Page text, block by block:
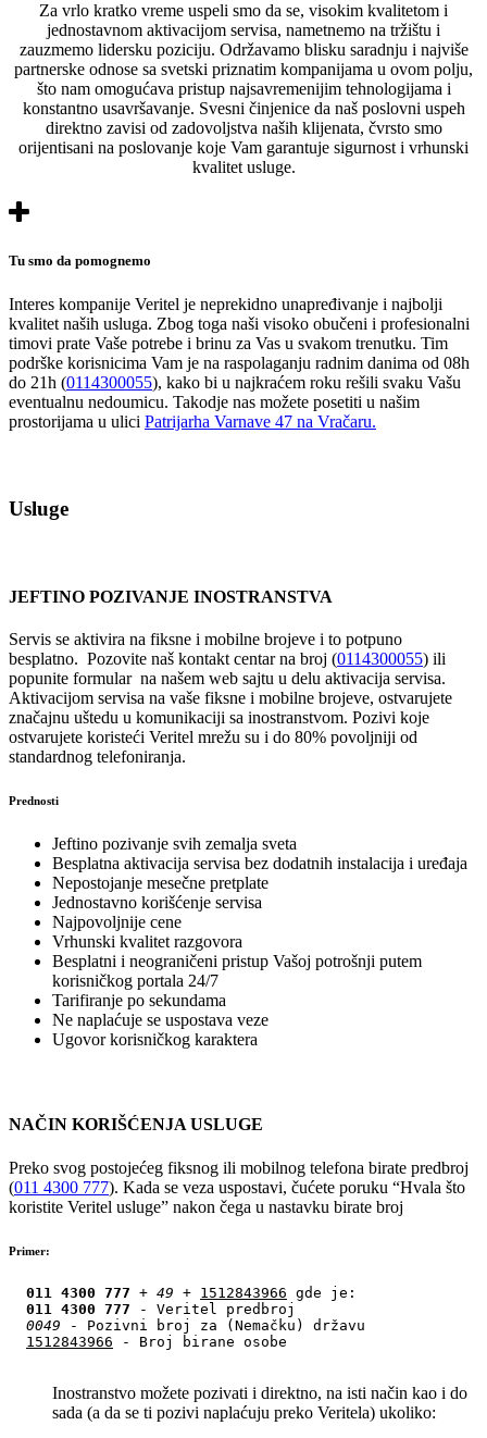
Za vrlo kratko vreme uspeli smo da se, visokim kvalitetom i
jednostavnom aktivacijom servisa, nametnemo na tržištu i
zauzmemo lidersku poziciju. Održavamo blisku saradnju i najviše
partnerske odnose sa svetski priznatim kompanijama u ovom polju,
što nam omogućava pristup najsavremenijim tehnologijama i
konstantno usavršavanje. Svesni činjenice da naš poslovni uspeh
direktno zavisi od zadovoljstva naših klijenata, čvrsto smo
orijentisani na poslovanje koje Vam garantuje sigurnost i vrhunski
kvalitet usluge.
Tu smo da pomognemo
Interes kompanije Veritel je neprekidno unapređivanje i najbolji
kvalitet naših usluga. Zbog toga naši visoko obučeni i profesionalni
timovi prate Vaše potrebe i brinu za Vas u svakom trenutku. Tim
podrške korisnicima Vam je na raspolaganju radnim danima od 08h
do 21h (0114300055), kako bi u najkraćem roku rešili svaku Vašu
eventualnu nedoumicu. Takodje nas možete posetiti u našim
prostorijama u ulici Patrijarha Varnave 47 na Vračaru.
Usluge
JEFTINO POZIVANJE INOSTRANSTVA
Servis se aktivira na fiksne i mobilne brojeve i to potpuno
besplatno. Pozovite naš kontakt centar na broj (0114300055) ili
popunite formular na našem web sajtu u delu aktivacija servisa.
Aktivacijom servisa na vaše fiksne i mobilne brojeve, ostvarujete
značajnu uštedu u komunikaciji sa inostranstvom. Pozivi koje
ostvarujete koristeći Veritel mrežu su i do 80% povoljniji od
standardnog telefoniranja.
Prednosti
Jeftino pozivanje svih zemalja sveta
Besplatna aktivacija servisa bez dodatnih instalacija i uređaja
Nepostojanje mesečne pretplate
Jednostavno korišćenje servisa
Najpovoljnije cene
Vrhunski kvalitet razgovora
Besplatni i neograničeni pristup Vašoj potrošnji putem
korisničkog portala 24/7
Tarifiranje po sekundama
Ne naplaćuje se uspostava veze
Ugovor korisničkog karaktera
NAČIN KORIŠĆENJA USLUGE
Preko svog postojećeg fiksnog ili mobilnog telefona birate predbroj
(011 4300 777). Kada se veza uspostavi, čućete poruku “Hvala što
koristite Veritel usluge” nakon čega u nastavku birate broj
Primer:
‎011 4300 777 + 49 + 1512843966 gde je:
‎011 4300 777 - Veritel predbroj
0049 - Pozivni broj za (Nemačku) državu
1512843966 - Broj birane osobe
Inostranstvo možete pozivati i direktno, na isti način kao i do
sada (a da se ti pozivi naplaćuju preko Veritela) ukoliko: